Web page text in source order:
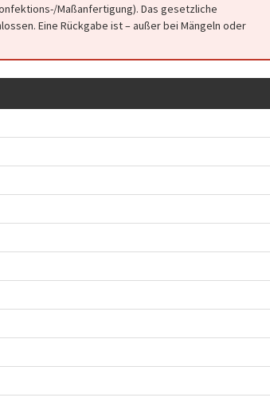
Maßanfertigung). Das gesetzliche
Eine Rückgabe ist – außer bei Mängeln oder